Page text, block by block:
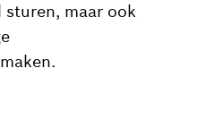
sturen, maar ook